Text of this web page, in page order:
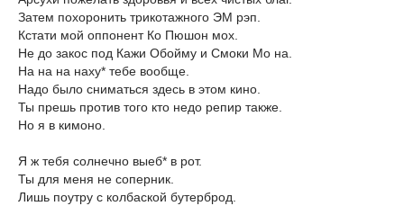
Затем похоронить трикотажного ЭМ рэп.
Кстати мой оппонент Ко Пюшон мох.
Не до закос под Кажи Обойму и Смоки Мо на.
На на на наху* тебе вообще.
Надо было сниматься здесь в этом кино.
Ты прешь против того кто недо репир также.
Но я в кимоно.
Я ж тебя солнечно выеб* в рот.
Ты для меня не соперник.
Лишь поутру с колбаской бутерброд.